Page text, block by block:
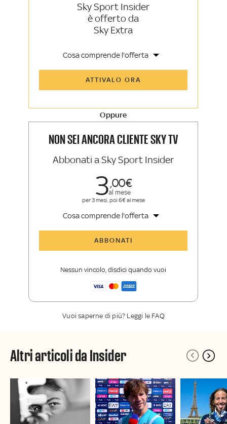
Sky Sport Insider
è offerto da
Sky Extra
Cosa comprende l'offerta
Sky TG24 Insider
Sport e Sky TG24
La newsletter esclusiva di Sky Sport
ATTIVALO ORA
Oppure
NON SEI ANCORA CLIENTE SKY TV
Abbonati a Sky Sport Insider
300
al mese
per 3 mesi, poi 6€ al mese
Cosa comprende l'offerta
Sport
La newsletter esclusiva di Sky Sport
ABBONATI
Nessun vincolo, disdici quando vuoi
Vuoi saperne di più? Leggi le FAQ
Altri articoli da Insider